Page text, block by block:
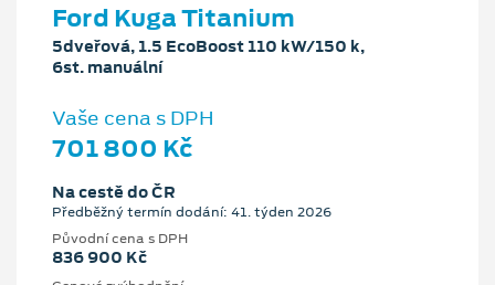
Ford Kuga Titanium
5dveřová, 1.5 EcoBoost 110 kW/150 k,
6st. manuální
Vaše cena s DPH
701 800 Kč
Na cestě do ČR
Předběžný termín dodání: 41. týden 2026
Původní cena s DPH
836 900 Kč